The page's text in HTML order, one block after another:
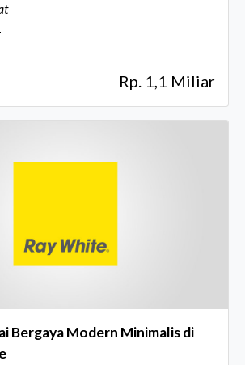
Rp. 1,1 Miliar
Bergaya Modern Minimalis di